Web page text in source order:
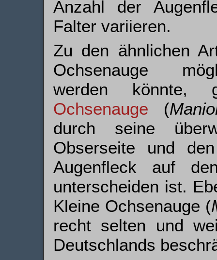
Anzahl der
Falter variieren.
Zu den ähnlichen
Ochsenauge
werden
Ochsenauge (
durch seine
Obserseite und
Augenfleck auf
unterscheiden ist.
Kleine Ochsenauge (
recht selten und
Deutschlands